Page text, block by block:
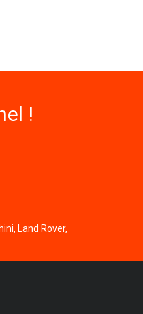
!
Land Rover,